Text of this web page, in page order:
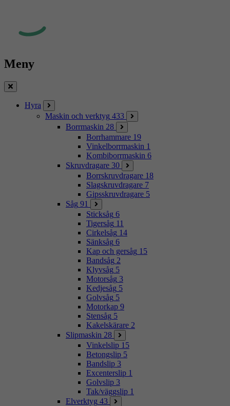
Meny
Stäng
Hyra
Maskin och verktyg 433
Borrmaskin 28
Borrhammare 19
Vinkelborrmaskin 1
Kombiborrmaskin 6
Skruvdragare 30
Borrskruvdragare 18
Slagskruvdragare 7
Gipsskruvdragare 5
Såg 91
Sticksåg 6
Tigersåg 11
Cirkelsåg 14
Sänksåg 6
Kap och gersåg 15
Bandsåg 2
Klyvsåg 5
Motorsåg 3
Kedjesåg 5
Golvsåg 5
Motorkap 9
Stensåg 5
Kakelskärare 2
Slipmaskin 28
Vinkelslip 15
Betongslip 5
Bandslip 3
Excenterslip 1
Golvslip 3
Tak/väggslip 1
Elverktyg 43